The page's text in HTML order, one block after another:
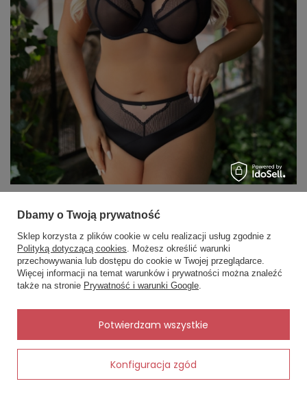
Dodaj do koszyka
pewności siebie na co dzień- sprawdź dlaczego warto w swojej
kolekcji posiadać miękki biustonosz!
Czytaj więcej
MOJE ZAMÓWIENIE
Status zamówienia
Śledzenie przesyłki
Chcę zareklamować produkt
×
✨ Asystent zakupowy
Napisz czego szukasz — pokażę
gotowe propozycje.
Dbamy o Twoją prywatność
Sklep korzysta z plików cookie w celu realizacji usług zgodnie z
Polityką dotyczącą cookies. Możesz określić warunki
przechowywania lub dostępu do cookie w Twojej przeglądarce.
Więcej informacji na temat warunków i prywatności można znaleźć
także na stronie Prywatność i warunki Google.
Konfiguracja zgód
Potwierdzam wszystkie